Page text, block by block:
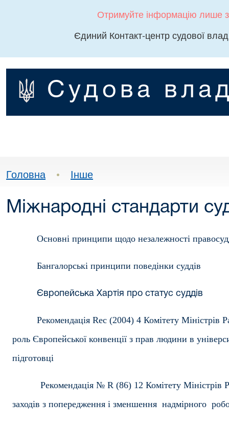
Отримуйте інформацію лише
Єдиний Контакт-центр судової
Судова
Головна • Інше
Міжнародні стандарти
Основні принципи щодо незалежності
Бангалорські принципи поведінки суддів
Європейська Хартія про статус суддів
Рекомендація Rec (2004) 4 Комітету
роль Європейської конвенції з прав людини в
підготовці
Рекомендація № R (86) 12 Комітету
заходів з попередження і зменшення надмірного